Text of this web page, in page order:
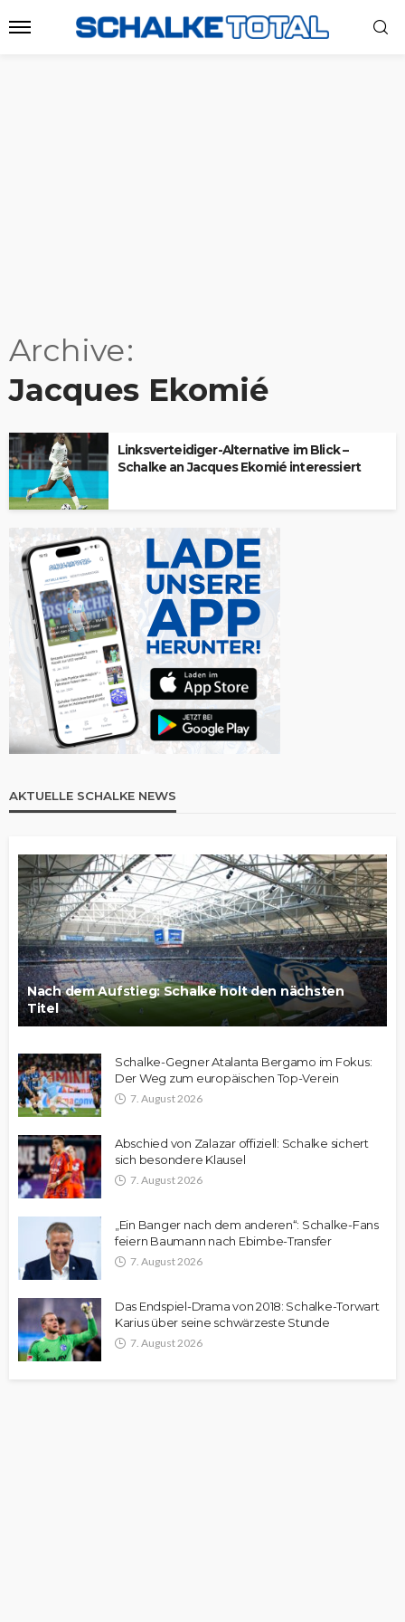
Archive
Jacques Ekomié
Linksverteidiger-Alternative im Blick –
Schalke an Jacques Ekomié interessiert
AKTUELLE SCHALKE NEWS
Nach dem Aufstieg: Schalke holt den nächsten
Titel
Schalke-Gegner Atalanta Bergamo im Fokus:
Der Weg zum europäischen Top-Verein
7. August 2026
Abschied von Zalazar offiziell: Schalke sichert
sich besondere Klausel
7. August 2026
„Ein Banger nach dem anderen“: Schalke-Fans
feiern Baumann nach Ebimbe-Transfer
7. August 2026
Das Endspiel-Drama von 2018: Schalke-Torwart
Karius über seine schwärzeste Stunde
7. August 2026